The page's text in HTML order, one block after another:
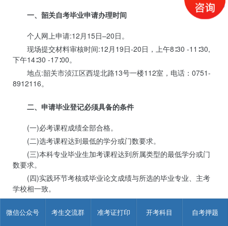
微信公众号 考生交流群 准考证打印 开考科目 自考押题
一、韶关自考毕业申请办理时间
个人网上申请:12月15日–20日。
现场提交材料审核时间:12月19日-20日，上午8∶30 -11∶30,
下午14∶30 -17∶00。
地点:韶关市浈江区西堤北路13号一楼112室，电话：0751-
8912116。
二、申请毕业登记必须具备的条件
(一)必考课程成绩全部合格。
(二)选考课程达到最低的学分或门数要求。
(三)本科专业毕业生加考课程达到所属类型的最低学分或门
数要求。
(四)实践环节考核或毕业论文成绩与所选的毕业专业、主考
学校相一致。
(五)如有违规记录，已达到推迟毕业的年限。
(六)符合毕业专业的其他条件，详见各专业的毕业说明。